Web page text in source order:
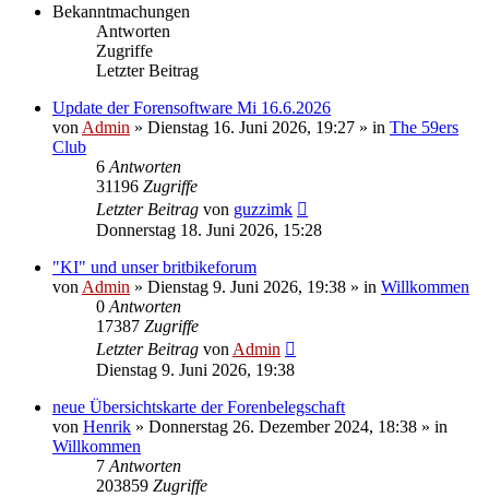
Bekanntmachungen
Antworten
Zugriffe
Letzter Beitrag
Update der Forensoftware Mi 16.6.2026
von Admin » Dienstag 16. Juni 2026, 19:27 » in The 59ers
Club
6 Antworten
31196 Zugriffe
Letzter Beitrag von guzzimk
Donnerstag 18. Juni 2026, 15:28
"KI" und unser britbikeforum
von Admin » Dienstag 9. Juni 2026, 19:38 » in Willkommen
0 Antworten
17387 Zugriffe
Letzter Beitrag von Admin
Dienstag 9. Juni 2026, 19:38
neue Übersichtskarte der Forenbelegschaft
von Henrik » Donnerstag 26. Dezember 2024, 18:38 » in
Willkommen
7 Antworten
203859 Zugriffe